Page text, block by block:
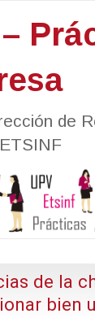
de
de la
bien